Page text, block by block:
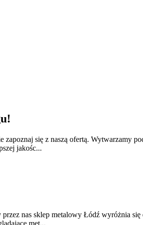
się z naszą ofertą. Wytwarzamy
jakośc...
nas sklep metalowy Łódź wyróżnia
met...